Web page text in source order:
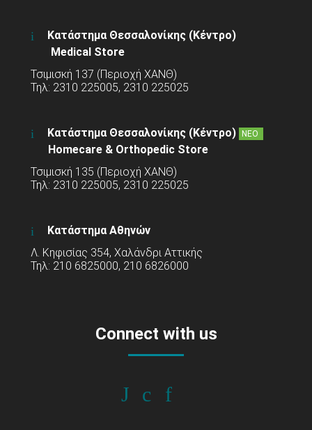
Κατάστημα Θεσσαλονίκης (Κέντρο)
Medical Store
Τσιμισκή 137 (Περιοχή ΧΑΝΘ)
Τηλ: 2310 225005, 2310 225025
Κατάστημα Θεσσαλονίκης (Κέντρο) ΝΕΟ
Homecare & Orthopedic Store
Τσιμισκή 135 (Περιοχή ΧΑΝΘ)
Τηλ: 2310 225005, 2310 225025
Κατάστημα Αθηνών
Λ. Κηφισίας 354, Χαλάνδρι Αττικής
Τηλ: 210 6825000, 210 6826000
Connect with us